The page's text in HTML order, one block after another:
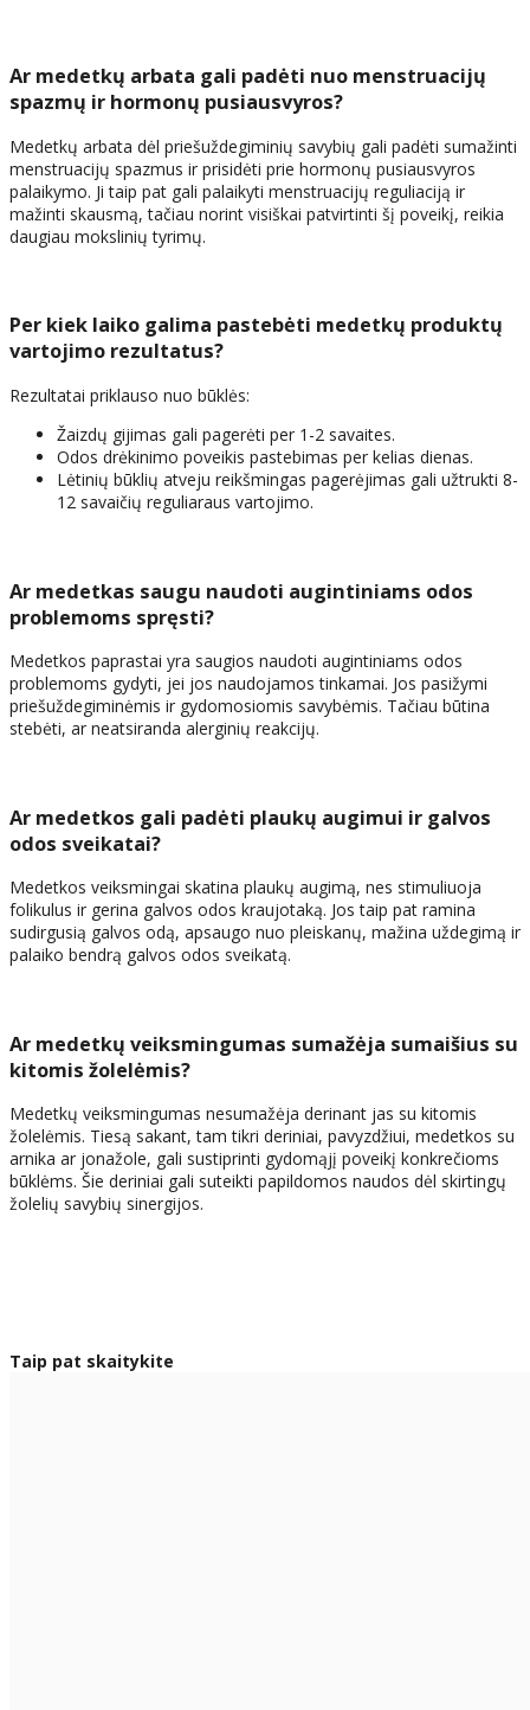
Ar medetkų arbata gali padėti nuo menstruacijų
spazmų ir hormonų pusiausvyros?
Medetkų arbata dėl priešuždegiminių savybių gali padėti sumažinti
menstruacijų spazmus ir prisidėti prie hormonų pusiausvyros
palaikymo. Ji taip pat gali palaikyti menstruacijų reguliaciją ir
mažinti skausmą, tačiau norint visiškai patvirtinti šį poveikį, reikia
daugiau mokslinių tyrimų.
Per kiek laiko galima pastebėti medetkų produktų
vartojimo rezultatus?
Rezultatai priklauso nuo būklės:
Žaizdų gijimas gali pagerėti per 1-2 savaites.
Odos drėkinimo poveikis pastebimas per kelias dienas.
Lėtinių būklių atveju reikšmingas pagerėjimas gali užtrukti 8-
12 savaičių reguliaraus vartojimo.
Ar medetkas saugu naudoti augintiniams odos
problemoms spręsti?
Medetkos paprastai yra saugios naudoti augintiniams odos
problemoms gydyti, jei jos naudojamos tinkamai. Jos pasižymi
priešuždegiminėmis ir gydomosiomis savybėmis. Tačiau būtina
stebėti, ar neatsiranda alerginių reakcijų.
Ar medetkos gali padėti plaukų augimui ir galvos
odos sveikatai?
Medetkos veiksmingai skatina plaukų augimą, nes stimuliuoja
folikulus ir gerina galvos odos kraujotaką. Jos taip pat ramina
sudirgusią galvos odą, apsaugo nuo pleiskanų, mažina uždegimą ir
palaiko bendrą galvos odos sveikatą.
Ar medetkų veiksmingumas sumažėja sumaišius su
kitomis žolelėmis?
Medetkų veiksmingumas nesumažėja derinant jas su kitomis
žolelėmis. Tiesą sakant, tam tikri deriniai, pavyzdžiui, medetkos su
arnika ar jonažole, gali sustiprinti gydomąjį poveikį konkrečioms
būklėms. Šie deriniai gali suteikti papildomos naudos dėl skirtingų
žolelių savybių sinergijos.
Taip pat skaitykite